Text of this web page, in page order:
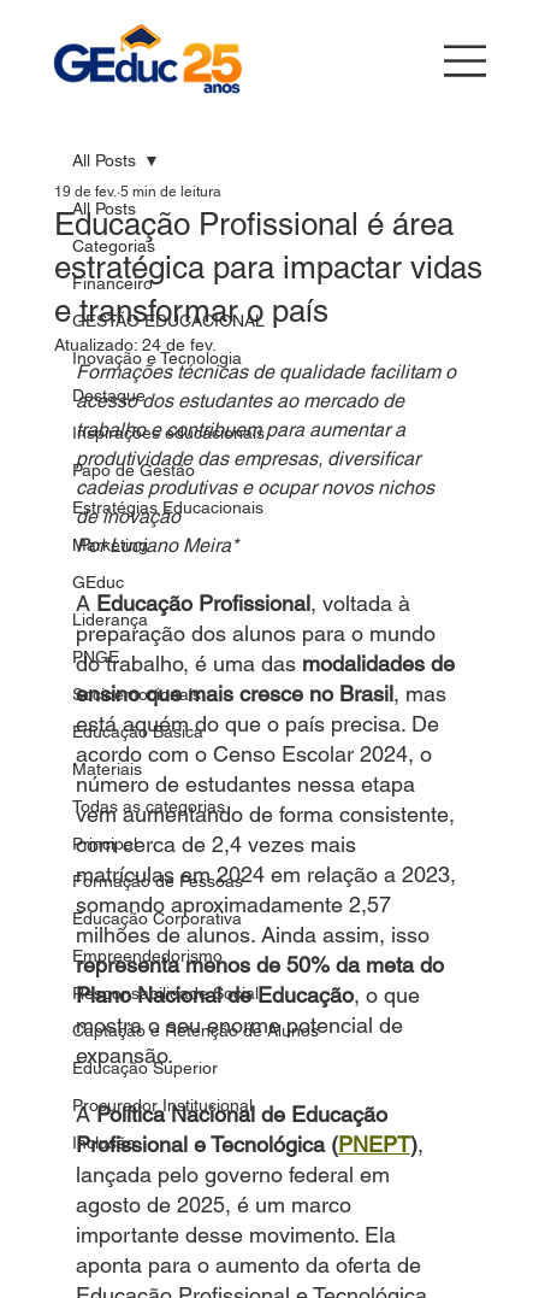
All Posts
Categorias
Financeiro
GESTÃO EDUCACIONAL
Inovação e Tecnologia
Destaque
Inspirações educacionais
Papo de Gestão
Estratégias Educacionais
Marketing
GEduc
Liderança
PNGE
Socioemocionais
Educação Básica
Materiais
Todas as categorias
Principal
Formação de Pessoas
Educação Corporativa
Empreendedorismo
Responsabilidade Social
Captação e Retenção de Alunos
Educação Superior
Procurador Institucional
Inclusão
All Posts
Educação Profissional é área
estratégica para impactar vidas
e transformar o país
19 de fev. 5 min de leitura
Atualizado: 24 de fev.
Formações técnicas de qualidade facilitam o
acesso dos estudantes ao mercado de
trabalho e contribuem para aumentar a
produtividade das empresas, diversificar
cadeias produtivas e ocupar novos nichos
de inovação
Por Luciano Meira*
A Educação Profissional, voltada à
preparação dos alunos para o mundo
do trabalho, é uma das modalidades de
ensino que mais cresce no Brasil, mas
está aquém do que o país precisa. De
acordo com o Censo Escolar 2024, o
número de estudantes nessa etapa
vem aumentando de forma consistente,
com cerca de 2,4 vezes mais
matrículas em 2024 em relação a 2023,
somando aproximadamente 2,57
milhões de alunos. Ainda assim, isso
representa menos de 50% da meta do
Plano Nacional de Educação, o que
mostra o seu enorme potencial de
expansão.
A Política Nacional de Educação
Profissional e Tecnológica (PNEPT),
lançada pelo governo federal em
agosto de 2025, é um marco
importante desse movimento. Ela
aponta para o aumento da oferta de